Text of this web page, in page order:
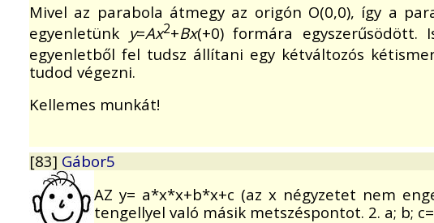
Mivel az parabola átmegy az origón O(0,0), így a
egyenletünk y=Ax2+Bx(+0) formára
egyenletből fel tudsz állítani egy kétváltozós
tudod végezni.
Kellemes munkát!
[83] Gábor5
AZ y= a*x*x+b*x+c (az x négyzetet nem
tengellyel való másik metszéspontot. 2. a; b;